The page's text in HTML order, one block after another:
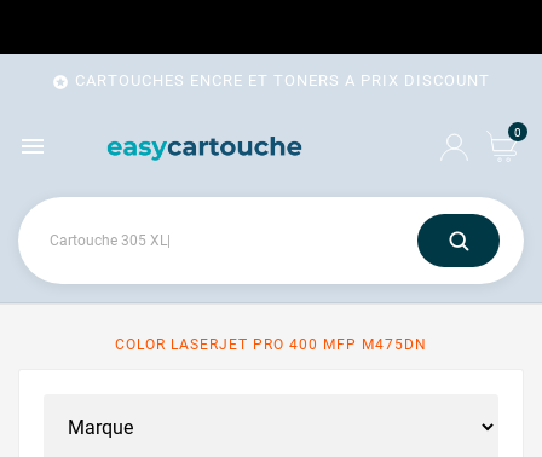
 CARTOUCHES ENCRE ET TONERS A PRIX DISCOUNT
 0
COLOR LASERJET PRO 400 MFP M475DN